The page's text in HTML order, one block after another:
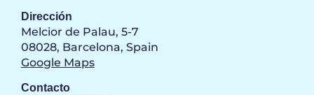
Dirección
Melcior de Palau, 5-7
08028, Barcelona, Spain
Google Maps
Contacto